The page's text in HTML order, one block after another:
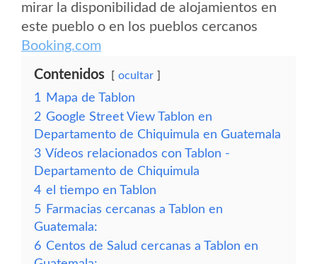
mirar la disponibilidad de alojamientos en
este pueblo o en los pueblos cercanos
Booking.com
Contenidos ocultar
1
Mapa de Tablon
2 Google Street View Tablon en
Departamento de Chiquimula en Guatemala
3 Vídeos relacionados con Tablon -
Departamento de Chiquimula
4 el tiempo en Tablon
5 Farmacias cercanas a Tablon en
Guatemala:
6 Centos de Salud cercanas a Tablon en